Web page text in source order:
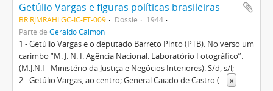
Getúlio Vargas e figuras políticas brasileiras
BR RJMRAHI GC-IC-FT-009 Dossiê
1944
Parte de Geraldo Calmon
1 - Getúlio Vargas e o deputado Barreto Pinto (PTB). No verso um
carimbo “M. J. N. I. Agência Nacional. Laboratório Fotográfico”.
(M.J.N.I - Ministério da Justiça e Negócios Interiores). S/d, s/l;
2 - Getúlio Vargas, ao centro; General Caiado de Castro (... »